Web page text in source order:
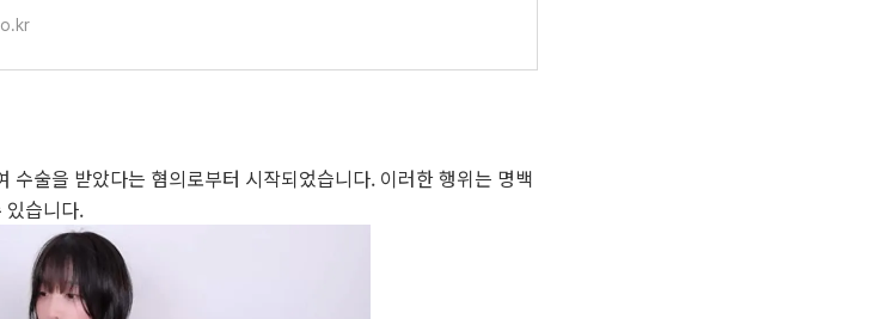
수술을 받았다는 혐의로부터 시작되었습니다. 이러한 행위는 명백
있습니다.